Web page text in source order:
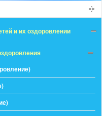
и их оздоровлении